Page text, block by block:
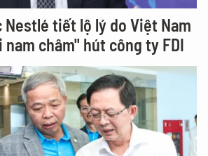
Nestlé tiết lộ lý do Việt Nam
châm" hút công ty FDI